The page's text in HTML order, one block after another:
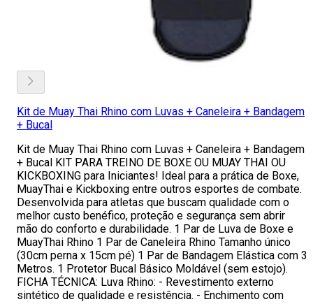
Kit de Muay Thai Rhino com Luvas + Caneleira + Bandagem
+ Bucal
Kit de Muay Thai Rhino com Luvas + Caneleira + Bandagem
+ Bucal KIT PARA TREINO DE BOXE OU MUAY THAI OU
KICKBOXING para Iniciantes! Ideal para a prática de Boxe,
MuayThai e Kickboxing entre outros esportes de combate.
Desenvolvida para atletas que buscam qualidade com o
melhor custo benéfico, proteção e segurança sem abrir
mão do conforto e durabilidade. 1 Par de Luva de Boxe e
MuayThai Rhino 1 Par de Caneleira Rhino Tamanho único
(30cm perna x 15cm pé) 1 Par de Bandagem Elástica com 3
Metros. 1 Protetor Bucal Básico Moldável (sem estojo).
FICHA TÉCNICA: Luva Rhino: - Revestimento externo
sintético de qualidade e resistência. - Enchimento com